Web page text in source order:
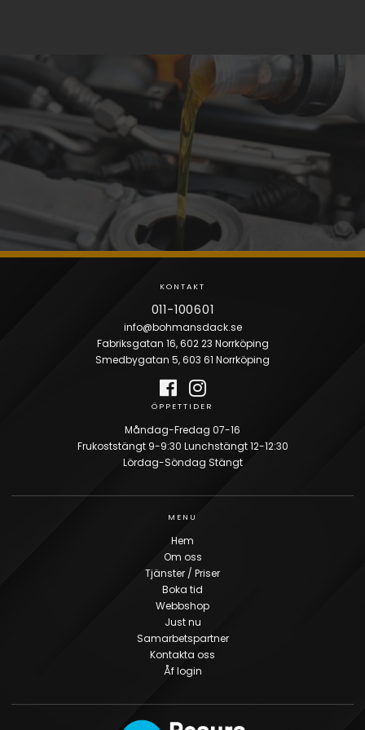
Priser
KONTAKTA OSS FÖR PRIS
KONTAKT
011-100601
info@bohmansdack.se
Fabriksgatan 16, 602 23 Norrköping
Smedbygatan 5, 603 61 Norrköping
ÖPPETTIDER
Måndag-Fredag 07-16
Frukoststängt 9-9:30 Lunchstängt 12-12:30
Lördag-Söndag Stängt
MENU
Hem
Om oss
Tjänster / Priser
Boka tid
Webbshop
Just nu
Samarbetspartner
Kontakta oss
Åf login